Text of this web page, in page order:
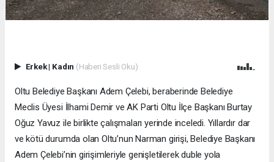
Erkek| Kadın (Haberi Sesli Oku)
Oltu Belediye Başkanı Adem Çelebi, beraberinde Belediye
Meclis Üyesi İlhami Demir ve AK Parti Oltu İlçe Başkanı Burtay
Oğuz Yavuz ile birlikte çalışmaları yerinde inceledi. Yıllardır dar
ve kötü durumda olan Oltu’nun Narman girişi, Belediye Başkanı
Adem Çelebi’nin girişimleriyle genişletilerek duble yola